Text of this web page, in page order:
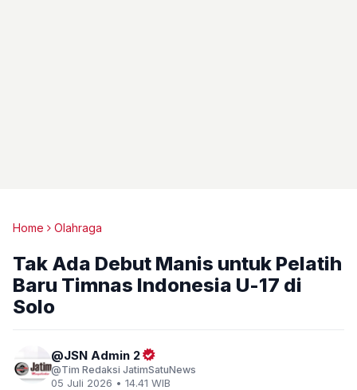
Home Olahraga
Tak Ada Debut Manis untuk Pelatih
Baru Timnas Indonesia U-17 di
Solo
JSN Admin 2
Tim Redaksi JatimSatuNews
05 Juli 2026 • 14.41 WIB